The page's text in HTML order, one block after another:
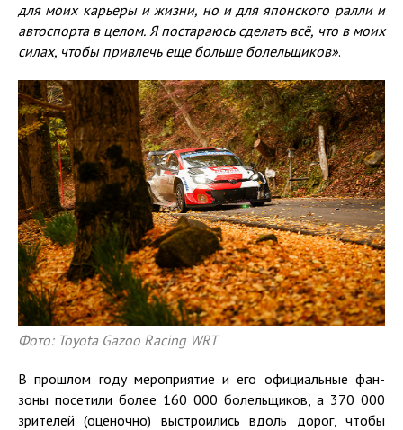
для моих карьеры и жизни, но и для японского ралли и
автоспорта в целом. Я постараюсь сделать всё, что в моих
силах, чтобы привлечь еще больше болельщиков».
Фото: Toyota Gazoo Racing WRT
В прошлом году мероприятие и его официальные фан-
зоны посетили более 160 000 болельщиков, а 370 000
зрителей (оценочно) выстроились вдоль дорог, чтобы